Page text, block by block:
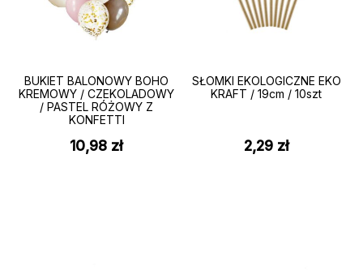
Moje konto
BUKIET BALONOWY BOHO
KREMOWY / CZEKOLADOWY
/ PASTEL RÓŻOWY Z
KONFETTI
10,98 zł
SŁOMKI EKOLOGICZNE EKO
KRAFT / 19cm / 10szt
2,29 zł